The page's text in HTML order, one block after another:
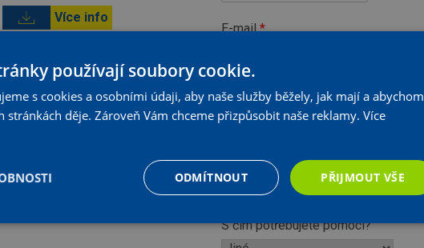
Více info
E-mail
Název firmy nebo adresa
Telefon
S čím potřebujete pomoci?
používají soubory cookie.
s cookies a osobními údaji, aby naše služby běžely, jak mají a abychom
stránkách děje. Zároveň Vám chceme přizpůsobit naše reklamy. Více
PŘIJMOUT VŠE
ODMÍTNOUT